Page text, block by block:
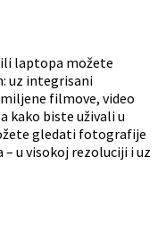
laptopa možete
uz integrisani
filmove, video
kako biste uživali u
gledati fotografije
u visokoj rezoluciji i uz